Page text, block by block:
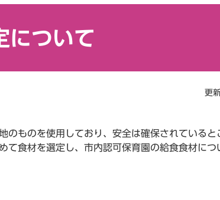
について
更
ものを使用しており、安全は確保されていると
て食材を選定し、市内認可保育園の給食食材につ